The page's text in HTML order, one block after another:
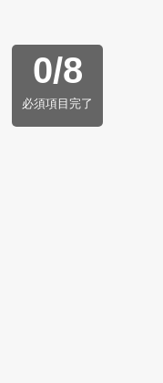
0/8
必須項目完了